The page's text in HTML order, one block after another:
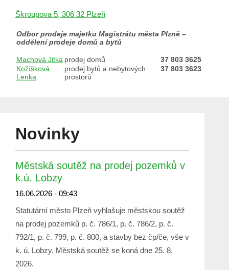
Škroupova 5, 306 32 Plzeň
Odbor prodeje majetku Magistrátu města Plzně –
oddělení prodeje domů a bytů
Machová Jitka prodej domů
37 803 3625
Kožíšková
Lenka
prodej bytů a nebytových
prostorů
37 803 3623
Novinky
Městská soutěž na prodej pozemků v
k.ú. Lobzy
16.06.2026 - 09:43
Statutární město Plzeň vyhlašuje městskou soutěž
na prodej pozemků p. č. 786/1, p. č. 786/2, p. č.
792/1, p. č. 799, p. č. 800, a stavby bez čp/če, vše v
k. ú. Lobzy. Městská soutěž se koná dne 25. 8.
2026.